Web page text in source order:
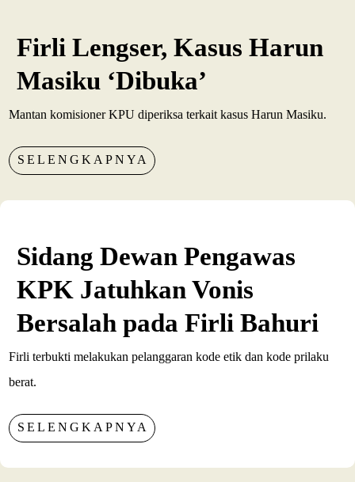
Firli Lengser, Kasus Harun
Masiku ‘Dibuka’
Mantan komisioner KPU diperiksa terkait kasus Harun Masiku.
SELENGKAPNYA
Sidang Dewan Pengawas
KPK Jatuhkan Vonis
Bersalah pada Firli Bahuri
Firli terbukti melakukan pelanggaran kode etik dan kode prilaku
berat.
SELENGKAPNYA